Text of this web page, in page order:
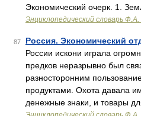
Экономический очерк. 1.
Энциклопедический словарь
87 Россия. Экономический
России искони играла
предков неразрывно был
разносторонним
продуктами. Охота давала
денежные знаки, и товары